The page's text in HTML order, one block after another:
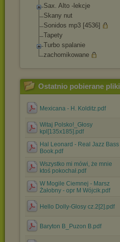
Sax. Alto -lekcje
Skany nut
Sonidos mp3 [4536]
Tapety
Turbo spalanie
zachomikowane
Ostatnio pobierane pliki
Mexicana - H. Kolditz.pdf
Witaj Polsko!_Głosy
kpl[135x185].pdf
Hal Leonard - Real Jazz Bass
Book.pdf
Wszystko mi mówi, że mnie
ktoś pokochał.pdf
W Mogile Ciemnej - Marsz
Żałobny - opr M Wójcik.pdf
Hello Dolly-Glosy cz.2[2].pdf
Baryton B_Puzon B.pdf